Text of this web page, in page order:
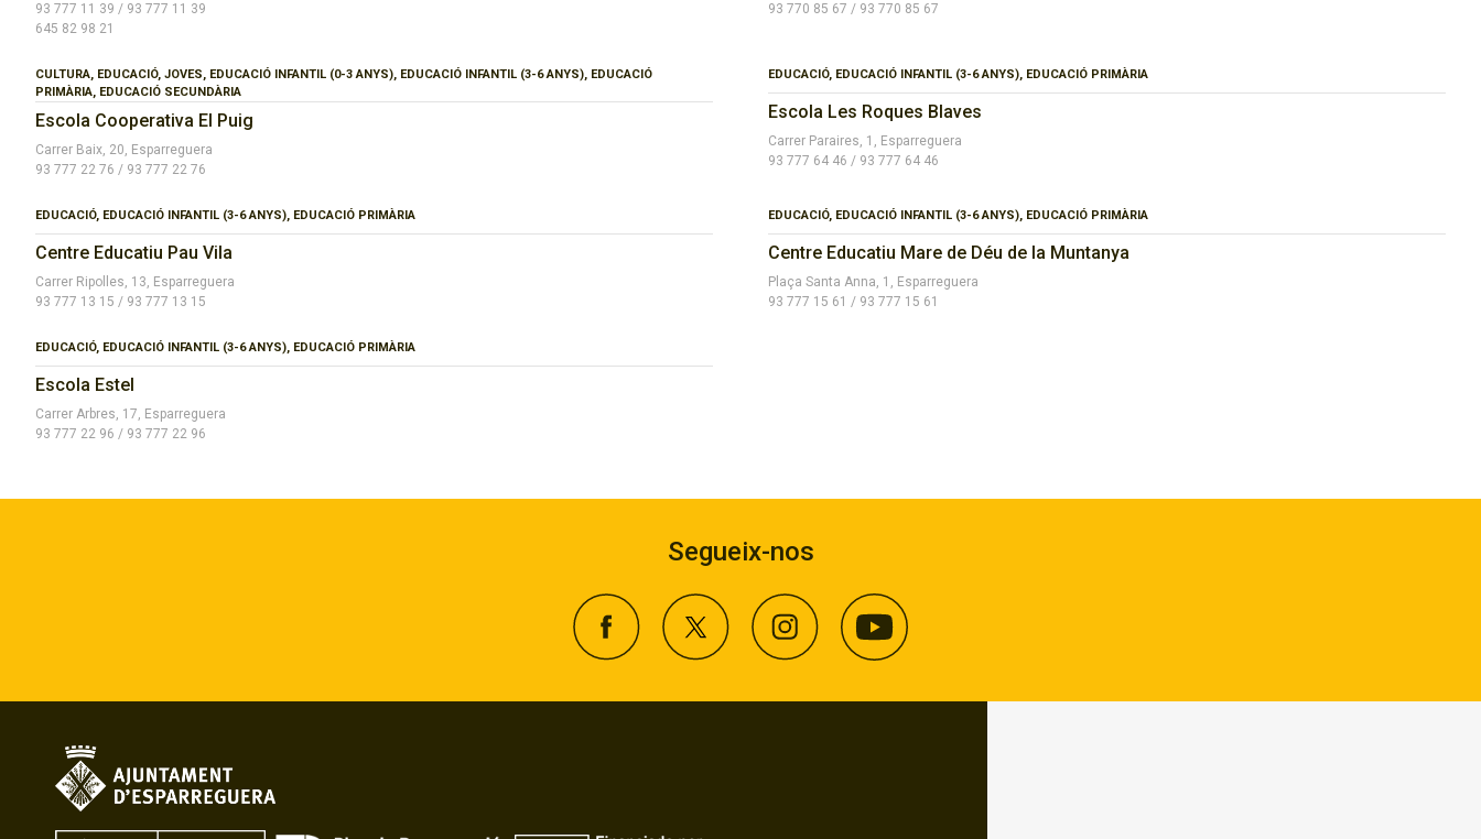
93 777 11 39 / 93 777 11 39
645 82 98 21
93 770 85 67 / 93 770 85 67
CULTURA, EDUCACIÓ, JOVES, EDUCACIÓ INFANTIL (0-3 ANYS), EDUCACIÓ INFANTIL (3-6 ANYS), EDUCACIÓ
PRIMÀRIA, EDUCACIÓ SECUNDÀRIA
Escola Cooperativa El Puig
Carrer Baix, 20, Esparreguera
93 777 22 76 / 93 777 22 76
EDUCACIÓ, EDUCACIÓ INFANTIL (3-6 ANYS), EDUCACIÓ PRIMÀRIA
Escola Les Roques Blaves
Carrer Paraires, 1, Esparreguera
93 777 64 46 / 93 777 64 46
EDUCACIÓ, EDUCACIÓ INFANTIL (3-6 ANYS), EDUCACIÓ PRIMÀRIA
Centre Educatiu Pau Vila
Carrer Ripolles, 13, Esparreguera
93 777 13 15 / 93 777 13 15
EDUCACIÓ, EDUCACIÓ INFANTIL (3-6 ANYS), EDUCACIÓ PRIMÀRIA
Centre Educatiu Mare de Déu de la Muntanya
Plaça Santa Anna, 1, Esparreguera
93 777 15 61 / 93 777 15 61
EDUCACIÓ, EDUCACIÓ INFANTIL (3-6 ANYS), EDUCACIÓ PRIMÀRIA
Escola Estel
Carrer Arbres, 17, Esparreguera
93 777 22 96 / 93 777 22 96
Segueix-nos